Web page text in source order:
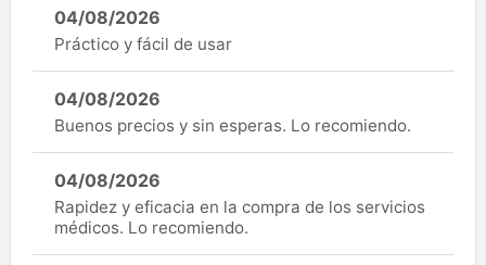
04/08/2026
Práctico y fácil de usar
04/08/2026
Buenos precios y sin esperas. Lo recomiendo.
04/08/2026
Rapidez y eficacia en la compra de los servicios
médicos. Lo recomiendo.